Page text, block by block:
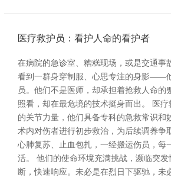
医疗救护员：看护人命的看护者
在病院的急诊室、糟糕现场，或是交通事
看到一群身穿制服、心思专注的身影——
员。他们不是医师，却承担着抢救人命的
照看，却在最危境的技术挺身而出。 医
的关节力量，他们具备专科的急救常识和
术内对伤者进行初步救治，为后续调养争
心肺复苏、止血包扎，一经搬运伤员，每
活。 他们的使命环境充满挑战，濒临突发
断，快速响应。未必是在烈日下驱驰，未